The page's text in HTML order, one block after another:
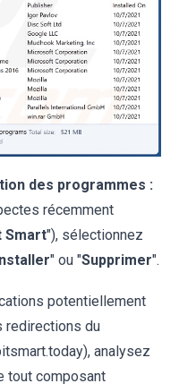
des programmes :
récemment
Smart"), sélectionnez
" ou "Supprimer".
potentiellement
redirections du
analysez
tout composant